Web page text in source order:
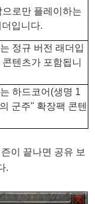
로만 플레이하는
입니다.
정규 버전 래더입
텐츠가 포함됩니
하드코어(생명 1
군주" 확장팩 콘텐
이 끝나면 공유 보
.